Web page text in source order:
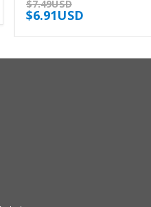
$7.49USD
$6.91USD